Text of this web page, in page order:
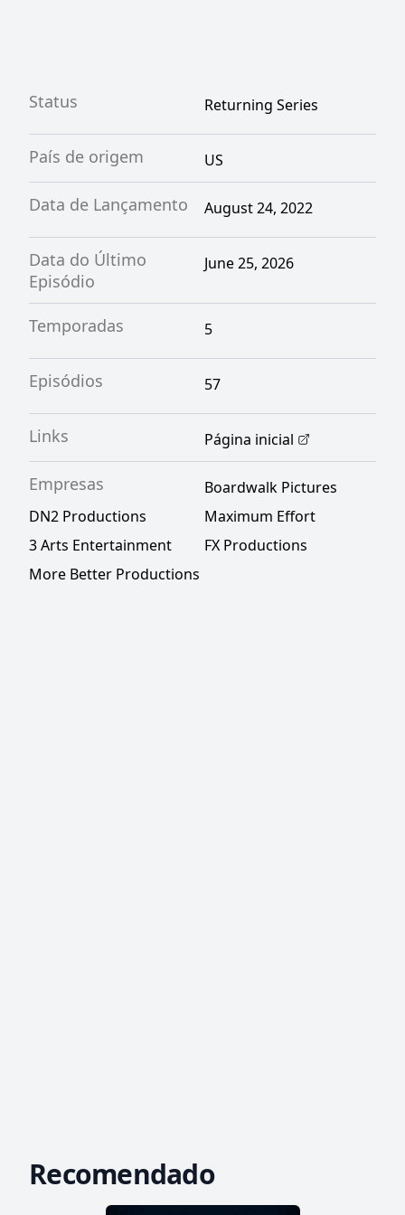
Status Returning Series
País de origem US
Data de Lançamento August 24, 2022
Data do Último
Episódio
June 25, 2026
Temporadas 5
Episódios 57
Links Página inicial
Empresas
Boardwalk Pictures
DN2 Productions
Maximum Effort
3 Arts Entertainment
FX Productions
More Better Productions
Recomendado